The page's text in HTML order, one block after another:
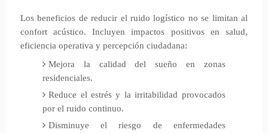
Los beneficios de reducir el ruido logístico no se limitan al
confort acústico. Incluyen impactos positivos en salud,
eficiencia operativa y percepción ciudadana:
Mejora la calidad del sueño en zonas
residenciales.
Reduce el estrés y la irritabilidad provocados
por el ruido continuo.
Disminuye el riesgo de enfermedades